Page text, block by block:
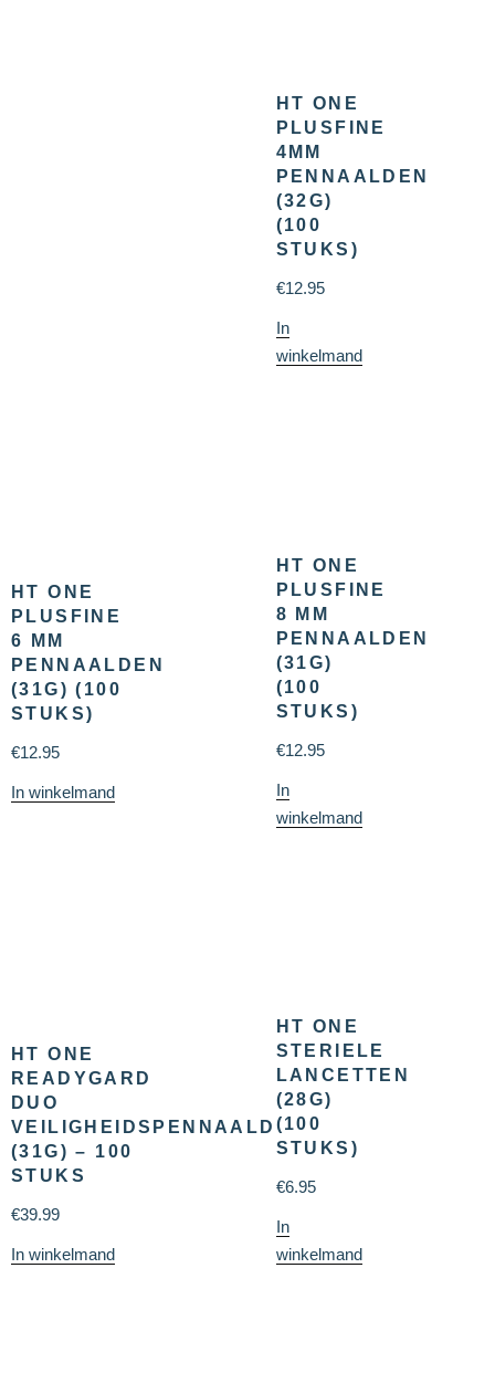
HT ONE
PLUSFINE
4MM
PENNAALDEN
(32G)
(100
STUKS)
€12.95
In
winkelmand
HT ONE
PLUSFINE
6 MM
PENNAALDEN
(31G) (100
STUKS)
€12.95
In winkelmand
HT ONE
PLUSFINE
8 MM
PENNAALDEN
(31G)
(100
STUKS)
€12.95
In
winkelmand
HT ONE
READYGARD
DUO
VEILIGHEIDSPENNAALD
(31G) – 100
STUKS
€39.99
In winkelmand
HT ONE
STERIELE
LANCETTEN
(28G)
(100
STUKS)
€6.95
In
winkelmand